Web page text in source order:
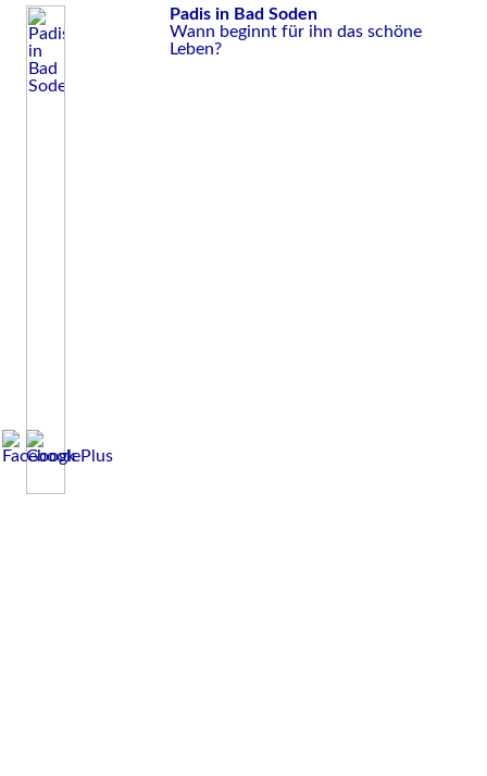
Padis in Bad Soden
Wann beginnt für ihn das schöne
Leben?